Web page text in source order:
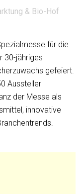
& Bio-Hof
für die
30-jähriges
gefeiert.
Aussteller
der Messe als
innovative